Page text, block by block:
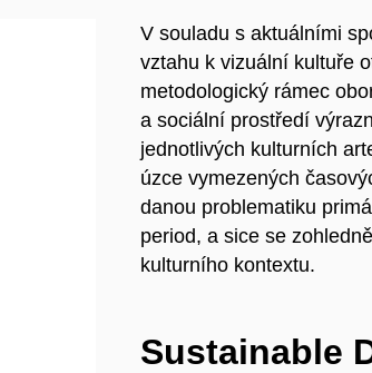
V souladu s aktuálními
vztahu k vizuální kultuře
metodologický rámec
a sociální prostředí
jednotlivých kulturních
úzce vymezených
danou problematiku
period, a sice se
kulturního kontextu.
Sustainable